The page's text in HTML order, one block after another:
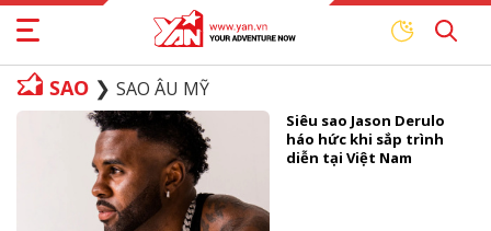
SAO SAO ÂU MỸ
Siêu sao Jason Derulo
háo hức khi sắp trình
diễn tại Việt Nam